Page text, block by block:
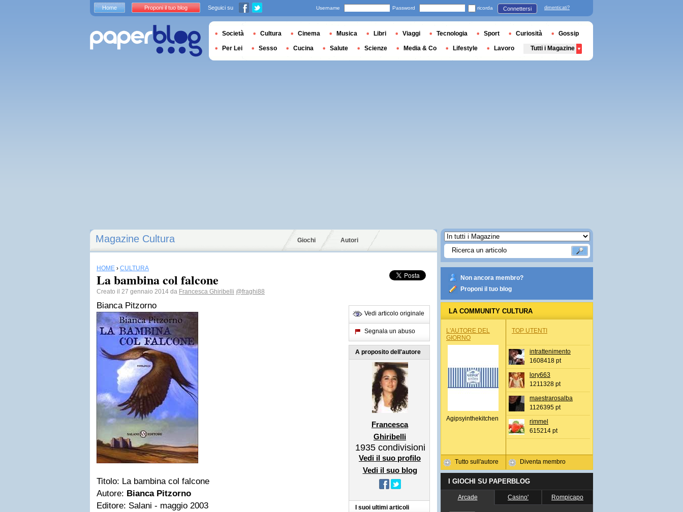
Magazine Cultura Giochi Autori
HOME › CULTURA
La bambina col falcone
Creato il 27 gennaio 2014 da Francesca Ghiribelli @fraghi88
Bianca Pitzorno
Titolo: La bambina col falcone
Autore: Bianca Pitzorno
Editore: Salani - maggio 2003
Vedi articolo originale
Segnala un abuso
A proposito dell'autore
Francesca
Ghiribelli
1935 condivisioni
Vedi il suo profilo
Vedi il suo blog
I suoi ultimi articoli
Non ancora membro?
Proponi il tuo blog
LA COMMUNITY CULTURA
L'AUTORE DEL
GIORNO
Agipsyinthekitchen
Tutto sull'autore
TOP UTENTI
intrattenimento
1608418 pt
lory663
1211328 pt
maestrarosalba
1126395 pt
rimmel
615214 pt
Diventa membro
I GIOCHI SU PAPERBLOG
Arcade Casino' Rompicapo
Home Proponi il tuo blog Seguici su Username Password ricorda Connettersi dimenticati?
Società Cultura Cinema Musica Libri Viaggi Tecnologia Sport Curiosità Gossip
Per Lei Sesso Cucina Salute Scienze Media & Co Lifestyle Lavoro Tutti i Magazine